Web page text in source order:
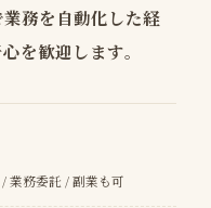
務を自動化した経
を歓迎します。
業務委託 / 副業も可